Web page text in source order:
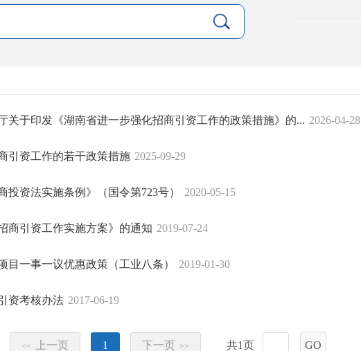
关于印发《湖南省进一步强化招商引资工作的政策措施》的... 2026-04-28
引资工作的若干政策措施 2025-09-29
投资法实施条例》（国令第723号） 2020-05-15
商引资工作实施方案》的通知 2019-07-24
目一事一议优惠政策（工业八条） 2019-01-30
资考核办法 2017-06-19
<< 上一页 1 下一页 >> 共1页 GO